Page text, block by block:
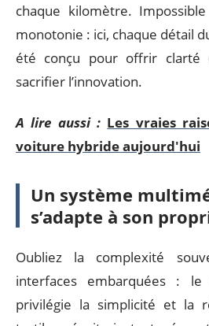
chaque kilomètre.
monotonie : ici, chaque détail
été conçu pour offrir clarté
sacrifier l’innovation.
A lire aussi : Les vraies
voiture hybride aujourd'hui
Un système
s’adapte à son
Oubliez la complexité
interfaces embarquées : le
privilégie la simplicité et la